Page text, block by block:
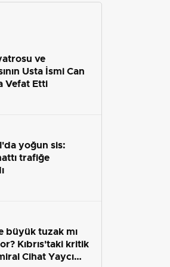
ve
Usta İsmi Can
Vefat Etti
yoğun sis:
trafiğe
büyük tuzak mı
Kıbrıs'taki kritik
Cihat Yaycı